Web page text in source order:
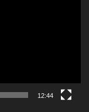
12:44